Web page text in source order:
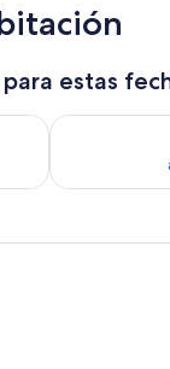
estas
noche, ago 6 -
Consulta la
de hotel con dos